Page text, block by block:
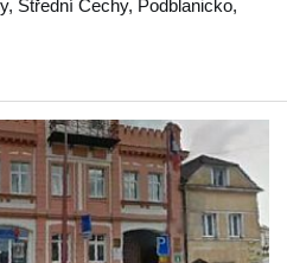
, Střední Čechy, Podblanicko,